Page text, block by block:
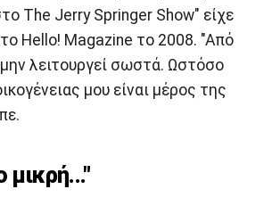
The Jerry Springer Show" είχε
Hello! Magazine το 2008. "Από
λειτουργεί σωστά. Ωστόσο
μου είναι μέρος της